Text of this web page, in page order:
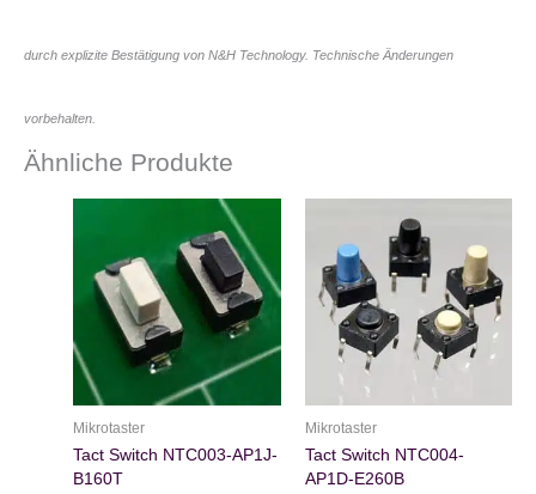
durch explizite Bestätigung von N&H Technology. Technische Änderungen
vorbehalten.
Ähnliche Produkte
Mikrotaster
Tact Switch NTC003-AP1J-
B160T
Mikrotaster
Tact Switch NTC004-
AP1D-E260B